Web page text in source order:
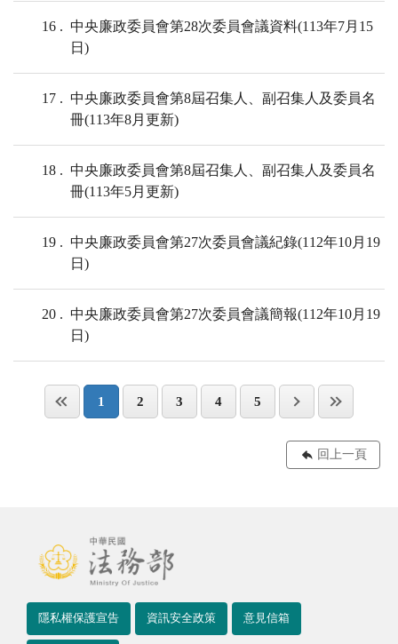
16
中央廉政委員會第28次委員會議資料(113年7月15
日)
17
中央廉政委員會第8屆召集人、副召集人及委員名
冊(113年8月更新)
18
中央廉政委員會第8屆召集人、副召集人及委員名
冊(113年5月更新)
19
中央廉政委員會第27次委員會議紀錄(112年10月19
日)
20
中央廉政委員會第27次委員會議簡報(112年10月19
日)
1 2 3 4 5
回上一頁
隱私權保護宣告 資訊安全政策 意見信箱